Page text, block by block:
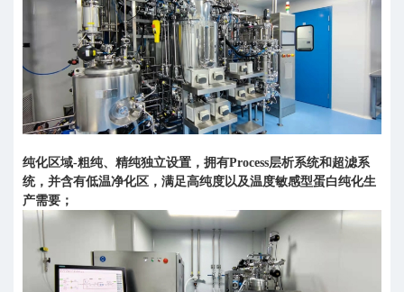
纯化区域-粗纯、精纯独立设置，拥有Process层析系统和超滤系
统，并含有低温净化区，满足高纯度以及温度敏感型蛋白纯化生
产需要；